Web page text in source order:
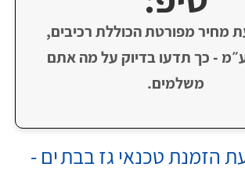
מחיר מפורטת הכוללת רכיבים,
- כך תדעו בדיוק על מה אתם
משלמים.
הזמנת טכנאי גז בבת ים -